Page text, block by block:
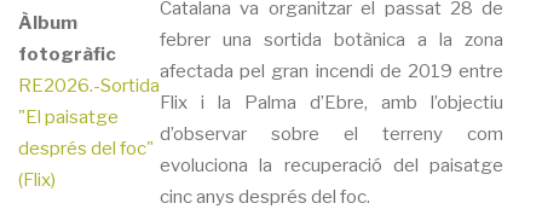
Àlbum
fotogràfic
RE2026.-Sortida
"El paisatge
després del foc"
(Flix)
Catalana va organitzar el passat 28 de
febrer una sortida botànica a la zona
afectada pel gran incendi de 2019 entre
Flix i la Palma d’Ebre, amb l’objectiu
d’observar sobre el terreny com
evoluciona la recuperació del paisatge
cinc anys després del foc.